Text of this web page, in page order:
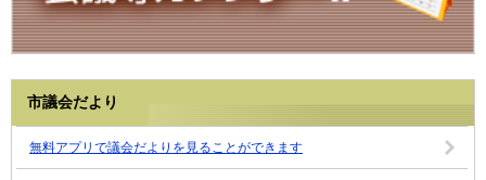
市議会だより
無料アプリで議会だよりを見ることができます